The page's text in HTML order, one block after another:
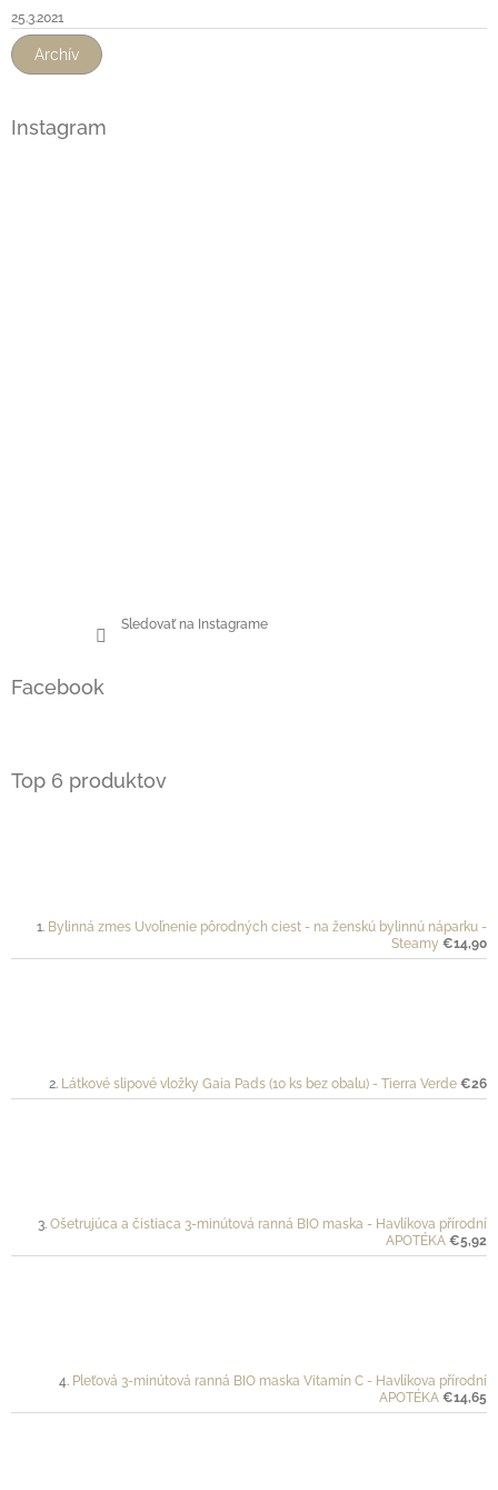
25.3.2021
Archív
Instagram
Sledovať na Instagrame
Facebook
Top 6 produktov
Bylinná zmes Uvoľnenie pôrodných ciest - na ženskú bylinnú náparku -
Steamy €14,90
Látkové slipové vložky Gaia Pads (10 ks bez obalu) - Tierra Verde €26
Ošetrujúca a čistiaca 3-minútová ranná BIO maska - Havlíkova přírodní
APOTÉKA €5,92
Pleťová 3-minútová ranná BIO maska Vitamín C - Havlíkova přírodní
APOTÉKA €14,65